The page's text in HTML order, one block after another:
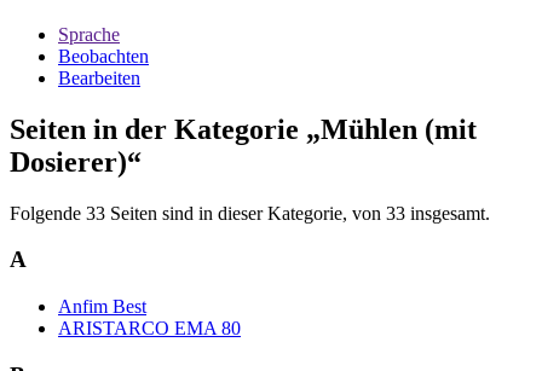
Sprache
Beobachten
Bearbeiten
Seiten in der Kategorie „Mühlen (mit
Dosierer)“
Folgende 33 Seiten sind in dieser Kategorie, von 33 insgesamt.
A
Anfim Best
ARISTARCO EMA 80